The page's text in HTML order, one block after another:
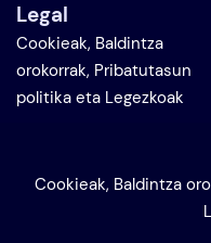
Legal
Cookieak, Baldintza
orokorrak, Pribatutasun
politika eta Legezkoak
Cookieak, Baldintza